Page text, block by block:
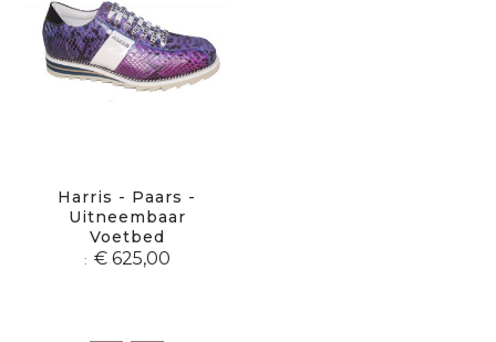
Harris - Paars -
Uitneembaar
Voetbed
€ 625,00